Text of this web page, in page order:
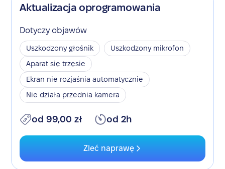
Aktualizacja oprogramowania
Dotyczy objawów
Uszkodzony głośnik
Uszkodzony mikrofon
Aparat się trzęsie
Ekran nie rozjaśnia automatycznie
Nie działa przednia kamera
od 99,00 zł od 2h
Zleć naprawę